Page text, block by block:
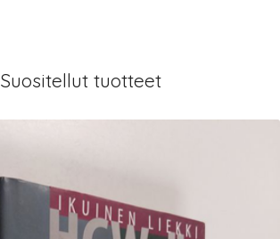
Suositellut tuotteet